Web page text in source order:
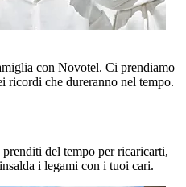
con Novotel. Ci prendiamo
ricordi che dureranno nel tempo.
del tempo per ricaricarti,
i legami con i tuoi cari.